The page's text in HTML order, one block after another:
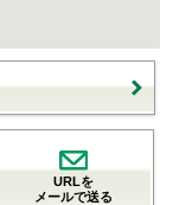
URLを
メールで送る